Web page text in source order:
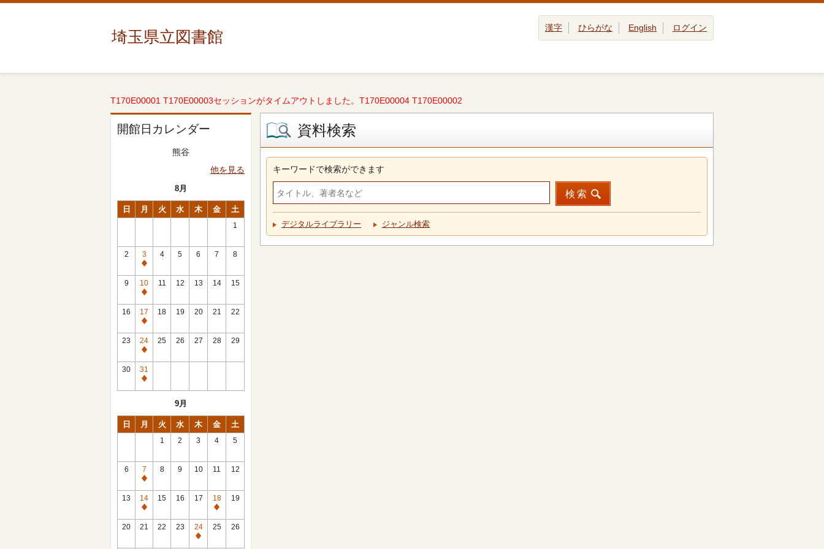
埼玉県立図書館 漢字 ひらがな English ログイン
T170E00001 T170E00003セッションがタイムアウトしました。T170E00004 T170E00002
開館日カレンダー
熊谷
他を見る
8月
日 月 火 水 木 金 土
1
2
3
休
館
日
4 5 6 7 8
9
10
休
館
日
11 12 13 14 15
16
17
休
館
日
18 19 20 21 22
23
24
休
館
日
25 26 27 28 29
30
31
休
9月
日 月 火 水 木 金 土
1 2 3 4 5
6
7
休
館
日
8 9 10 11 12
13
14
休
館
15 16 17
18
休
館
19
20 21 22 23
24
休
25 26
資料検索
キーワードで検索ができます
検索
デジタルライブラリー ジャンル検索